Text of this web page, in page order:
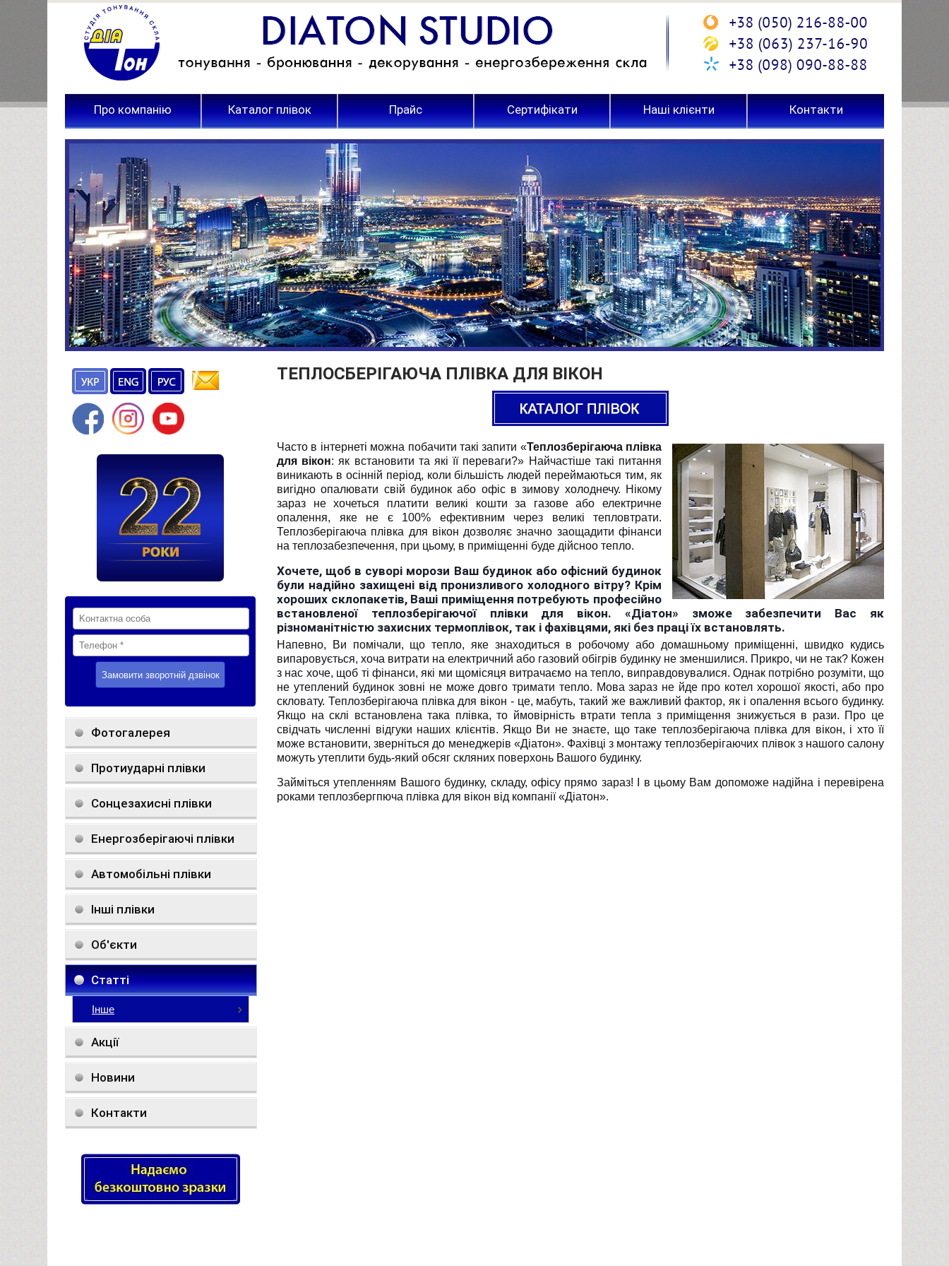
Про компанію Каталог плівок Прайс Сертифікати Наші клієнти Контакти
Фотогалерея
Протиударні плівки
Сонцезахисні плівки
Енергозберігаючі плівки
Автомобільні плівки
Інші плівки
Об'єкти
Статті
Інше
Акції
Новини
Контакти
ТЕПЛОСБЕРІГАЮЧА ПЛІВКА ДЛЯ ВІКОН
Часто в інтернеті можна побачити такі запити «Теплозберігаюча плівка
для вікон: як встановити та які її переваги?» Найчастіше такі питання
виникають в осінній період, коли більшість людей переймаються тим, як
вигідно опалювати свій будинок або офіс в зимову холоднечу. Нікому
зараз не хочеться платити великі кошти за газове або електричне
опалення, яке не є 100% ефективним через великі тепловтрати.
Теплозберігаюча плівка для вікон дозволяє значно заощадити фінанси
на теплозабезпечення, при цьому, в приміщенні буде дійсноо тепло.
Хочете, щоб в суворі морози Ваш будинок або офісний будинок
були надійно захищені від пронизливого холодного вітру? Крім
хороших склопакетів, Ваші приміщення потребують професійно
встановленої теплозберігаючої плівки для вікон. «Діатон» зможе забезпечити Вас як
різноманітністю захисних термоплівок, так і фахівцями, які без праці їх встановлять.
Напевно, Ви помічали, що тепло, яке знаходиться в робочому або домашньому приміщенні, швидко кудись
випаровується, хоча витрати на електричний або газовий обігрів будинку не зменшилися. Прикро, чи не так? Кожен
з нас хоче, щоб ті фінанси, які ми щомісяця витрачаємо на тепло, виправдовувалися. Однак потрібно розуміти, що
не утеплений будинок зовні не може довго тримати тепло. Мова зараз не йде про котел хорошої якості, або про
скловату. Теплозберігаюча плівка для вікон - це, мабуть, такий же важливий фактор, як і опалення всього будинку.
Якщо на склі встановлена така плівка, то ймовірність втрати тепла з приміщення знижується в рази. Про це
свідчать численні відгуки наших клієнтів. Якщо Ви не знаєте, що таке теплозберігаюча плівка для вікон, і хто її
може встановити, зверніться до менеджерів «Діатон». Фахівці з монтажу теплозберігаючих плівок з нашого салону
можуть утеплити будь-який обсяг скляних поверхонь Вашого будинку.
Займіться утепленням Вашого будинку, складу, офісу прямо зараз! І в цьому Вам допоможе надійна і перевірена
роками теплозбергпюча плівка для вікон від компанії «Діатон».